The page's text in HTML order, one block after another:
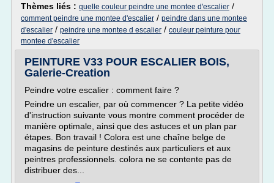
Thèmes liés : quelle couleur peindre une montee d'escalier /
comment peindre une montee d'escalier / peindre dans une montee
d'escalier / peindre une montee d escalier / couleur peinture pour
montee d'escalier
PEINTURE V33 POUR ESCALIER BOIS,
Galerie-Creation
Peindre votre escalier : comment faire ?
Peindre un escalier, par où commencer ? La petite vidéo
d'instruction suivante vous montre comment procéder de
manière optimale, ainsi que des astuces et un plan par
étapes. Bon travail ! Colora est une chaîne belge de
magasins de peinture destinés aux particuliers et aux
peintres professionnels. colora ne se contente pas de
distribuer des...